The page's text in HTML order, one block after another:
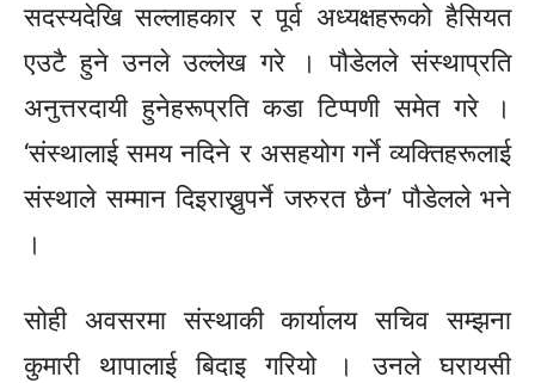
सदस्यदेखि सल्लाहकार र पूर्व अध्यक्षहरूको हैसियत
एउटै हुने उनले उल्लेख गरे । पौडेलले संस्थाप्रति
अनुत्तरदायीहुनेहरूप्रतिकडा टिप्पणी समेत गरे ।
‘संस्थालाई समय नदिने र असहयोग गर्ने व्यक्तिहरूलाई
संस्थाले सम्मान दिइराख्नुपर्ने जरुरत छैन’ पौडेलले भने
।
सोही अवसरमा संस्थाकी कार्यालय सचिव सम्झना
कुमारी थापालाई बिदाइ गरियो । उनले घरायसी